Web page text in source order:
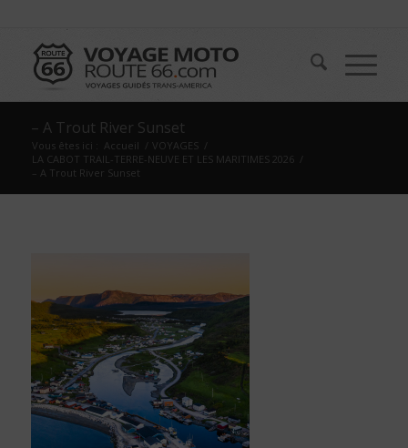
– A Trout River Sunset
Vous êtes ici : Accueil / VOYAGES /
LA CABOT TRAIL-TERRE-NEUVE ET LES MARITIMES 2026 /
– A Trout River Sunset